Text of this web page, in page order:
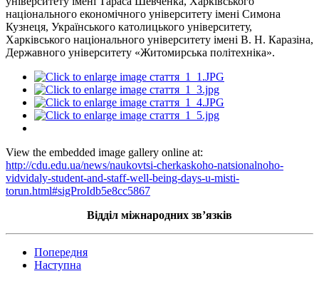
національного економічного університету імені Симона
Кузнеця, Українського католицького університету,
Харківського національного університету імені В. Н. Каразіна,
Державного університету «Житомирська політехніка».
View the embedded image gallery online at:
http://cdu.edu.ua/news/naukovtsi-cherkaskoho-natsionalnoho-
vidvidaly-student-and-staff-well-being-days-u-misti-
torun.html#sigProIdb5e8cc5867
Відділ міжнародних зв’язків
Попередня
Наступна